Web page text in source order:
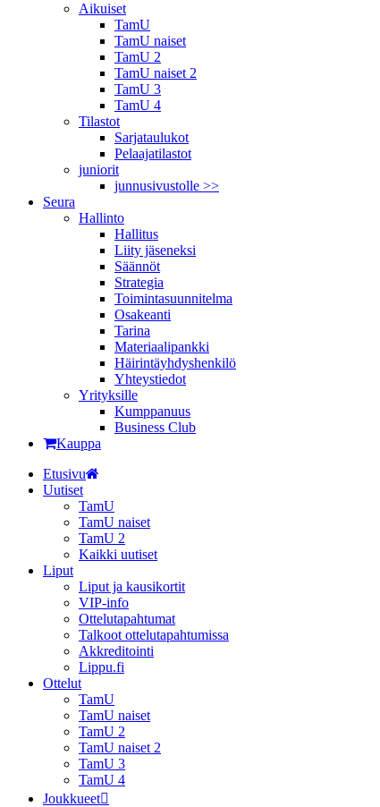
Aikuiset
TamU
TamU naiset
TamU 2
TamU naiset 2
TamU 3
TamU 4
Tilastot
Sarjataulukot
Pelaajatilastot
juniorit
junnusivustolle >>
Seura
Hallinto
Hallitus
Liity jäseneksi
Säännöt
Strategia
Toimintasuunnitelma
Osakeanti
Tarina
Materiaalipankki
Häirintä­yhdyshenkilö
Yhteystiedot
Yrityksille
Kumppanuus
Business Club
Kauppa
Etusivu
Uutiset
TamU
TamU naiset
TamU 2
Kaikki uutiset
Liput
Liput ja kausikortit
VIP-info
Ottelutapahtumat
Talkoot ottelutapahtumissa
Akkreditointi
Lippu.fi
Ottelut
TamU
TamU naiset
TamU 2
TamU naiset 2
TamU 3
TamU 4
Joukkueet